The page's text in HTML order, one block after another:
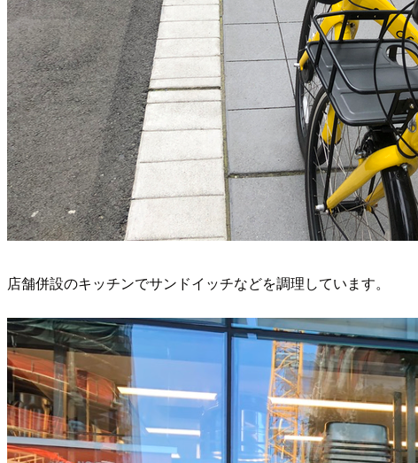
店舗併設のキッチンでサンドイッチなどを調理しています。